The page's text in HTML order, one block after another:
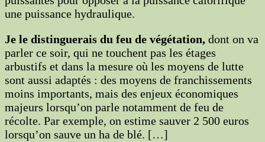
une puissance hydraulique.
Je le distinguerais du feu de végétation, dont on va
parler ce soir, qui ne touchent pas les étages
arbustifs et dans la mesure où les moyens de lutte
sont aussi adaptés : des moyens de franchissements
moins importants, mais des enjeux économiques
majeurs lorsqu’on parle notamment de feu de
récolte. Par exemple, on estime sauver 2 500 euros
lorsqu’on sauve un ha de blé. […]